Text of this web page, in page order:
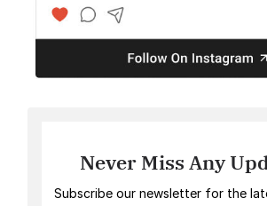
Never Miss Any
Subscribe our newsletter for the